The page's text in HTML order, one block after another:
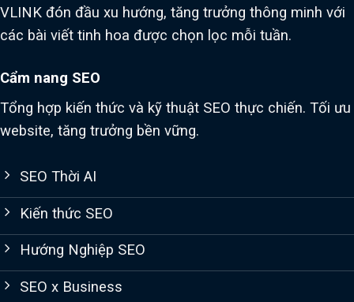
VLINK đón đầu xu hướng, tăng trưởng thông minh với
các bài viết tinh hoa được chọn lọc mỗi tuần.
Cẩm nang SEO
Tổng hợp kiến thức và kỹ thuật SEO thực chiến. Tối ưu
website, tăng trưởng bền vững.
SEO Thời AI
Kiến thức SEO
Hướng Nghiệp SEO
SEO x Business